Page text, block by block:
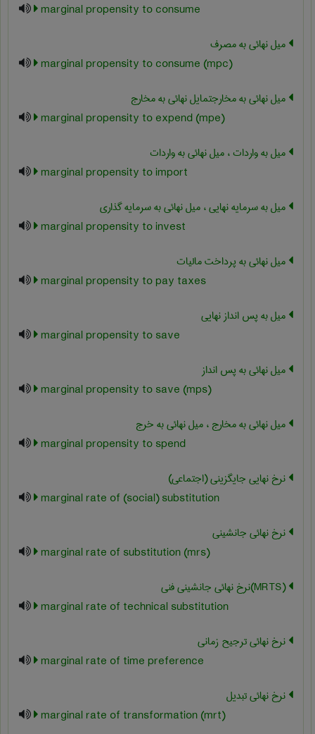
marginal propensity to consume
میل نهائی به مصرف
marginal propensity to consume (mpc)
میل نهائی به مخارجتمایل نهائی به مخارج
marginal propensity to expend (mpe)
میل به واردات ، میل نهائی به واردات
marginal propensity to import
میل به سرمایه نهایی ، میل نهائی به سرمایه گذاری
marginal propensity to invest
میل نهائی به پرداخت مالیات
marginal propensity to pay taxes
میل به پس انداز نهایی
marginal propensity to save
میل نهائی به پس انداز
marginal propensity to save (mps)
میل نهائی به مخارج ، میل نهائی به خرج
marginal propensity to spend
نرخ نهایی جایگزینی (اجتماعی)
marginal rate of (social) substitution
نرخ نهائی جانشینی
marginal rate of substitution (mrs)
(‎MRTS)نرخ نهائی جانشینی فنی
marginal rate of technical substitution
نرخ نهائی ترجیح زمانی
marginal rate of time preference
نرخ نهائی تبدیل
marginal rate of transformation (mrt)